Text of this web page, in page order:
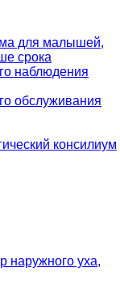
для малышей,
срока
наблюдения
обслуживания
консилиум
наружного уха,